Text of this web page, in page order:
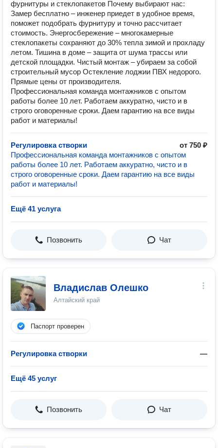
фурнитуры и стеклопакетов️️️ Почему выбирают нас:
Замер бесплатно – инженер приедет в удобное время,
поможет подобрать фурнитуру и точно рассчитает
стоимость. Энергосбережение – многокамерные
стеклопакеты сохраняют до 30% тепла зимой и прохладу
летом. Тишина в доме – защита от шума трассы или
детской площадки. Чистый монтаж – убираем за собой
строительный мусор Остекление лоджии ПВХ недорого.
Прямые цены от производителя.
Профессиональная команда монтажников с опытом
работы более 10 лет. Работаем аккуратно, чисто и в
строго оговоренные сроки. Даем гарантию на все виды
работ и материалы!
Регулировка створки
от 750 ₽
Профессиональная команда монтажников с опытом
работы более 10 лет. Работаем аккуратно, чисто и в
строго оговоренные сроки. Даем гарантию на все виды
работ и материалы!
Ещё 41 услуга
Позвонить Чат
Владислав Олешко
Алтайский край
Паспорт проверен
Регулировка створки —
Ещё 45 услуг
Позвонить Чат